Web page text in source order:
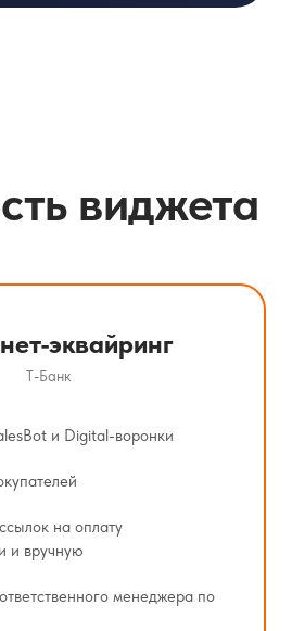
виджета
эквайринг
Т-Банк
и Digital-воронки
на оплату
и вручную
менеджера по